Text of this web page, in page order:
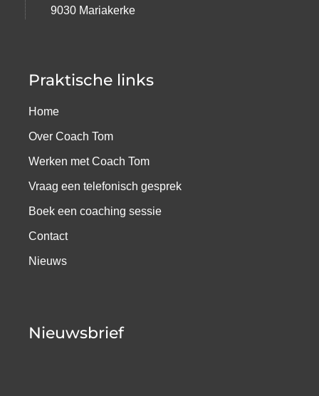
9030 Mariakerke
Praktische links
Home
Over Coach Tom
Werken met Coach Tom
Vraag een telefonisch gesprek
Boek een coaching sessie
Contact
Nieuws
Nieuwsbrief